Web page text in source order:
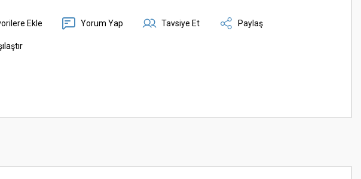
Yorum Yap Tavsiye Et Paylaş